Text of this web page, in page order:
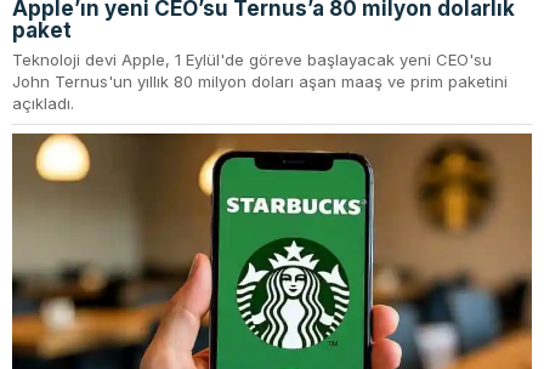
Apple’ın yeni CEO’su Ternus’a 80 milyon dolarlık
paket
Teknoloji devi Apple, 1 Eylül'de göreve başlayacak yeni CEO'su
John Ternus'un yıllık 80 milyon doları aşan maaş ve prim paketini
açıkladı.